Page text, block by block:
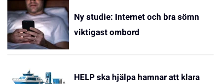
Ny studie: Internet och bra sömn
viktigast ombord
HELP ska hjälpa hamnar att klara